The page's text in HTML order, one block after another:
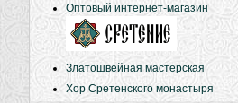
Оптовый интернет-магазин
Златошвейная мастерская
Хор Сретенского монастыря